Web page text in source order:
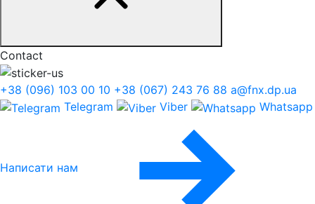
Contact
+38 (096) 103 00 10 +38 (067) 243 76 88 a@fnx.dp.ua
Telegram
Viber Whatsapp
Написати нам